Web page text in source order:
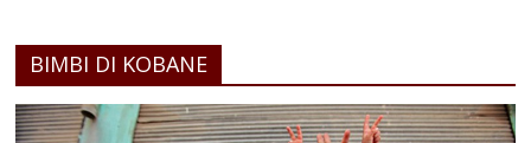
BIMBI DI KOBANE